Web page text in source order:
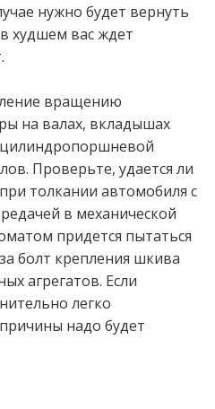
нужно будет вернуть
худшем вас ждет
вращению
на валах, вкладышах
Проверьте, удается ли
толкании автомобиля с
в механической
придется пытаться
болт крепления шкива
агрегатов. Если
легко
надо будет